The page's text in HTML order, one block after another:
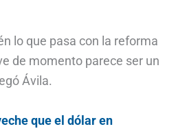
lo que pasa con la reforma
de momento parece ser un
Ávila.
que el dólar en